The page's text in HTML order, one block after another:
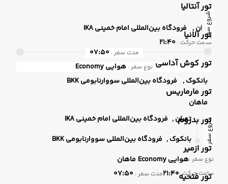
تور آنتالیا
تور آلانیا
تور کوش آداسی
تور مارماریس
تور بدروم
تور ازمیر
تور فتحیه
شروع سفر
تهران , فرودگاه بین‌المللی امام خمینی IKA
ساعت حرکت : 21:40
مدت سفر :07:50
نوع سفر : هوایی
بانکوک , فرودگاه بین‌المللی سووارنابومی BKK
ماهان
شروع سفر تهران , فرودگاه بین‌المللی امام خمینی IKA
بانکوک , فرودگاه بین‌المللی سووارنابومی BKK
نوع سفر :هوایی ماهان
ساعت حرکت :21:40مدت سفر : 07:50